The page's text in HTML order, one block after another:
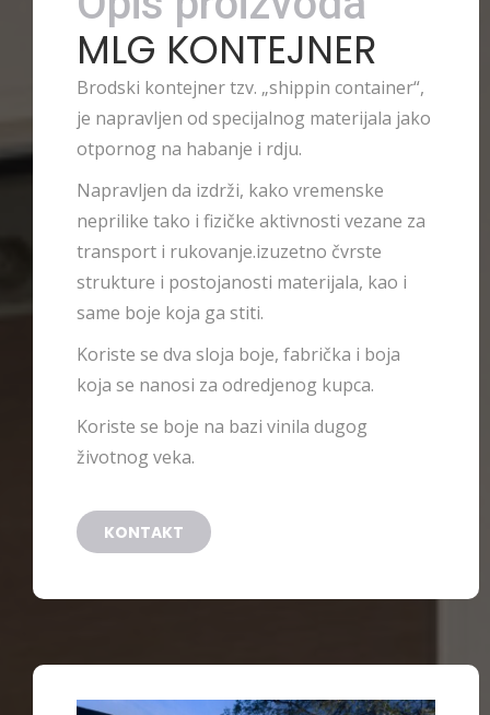
MLG KONTEJNER
Brodski kontejner tzv. „shippin container“,
je napravljen od specijalnog materijala jako
otpornog na habanje i rdju.
Napravljen da izdrži, kako vremenske
neprilike tako i fizičke aktivnosti vezane za
transport i rukovanje.izuzetno čvrste
strukture i postojanosti materijala, kao i
same boje koja ga stiti.
Koriste se dva sloja boje, fabrička i boja
koja se nanosi za odredjenog kupca.
Koriste se boje na bazi vinila dugog
životnog veka.
KONTAKT